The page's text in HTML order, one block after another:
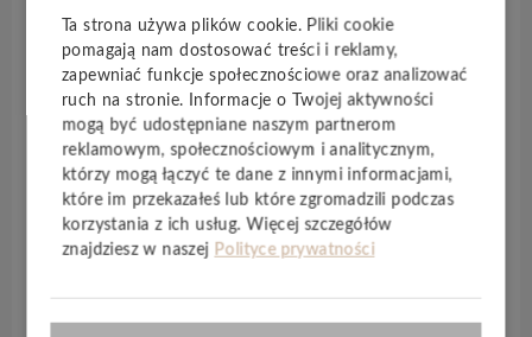
naturalnego wyglądu. Podłoga ta jest w100%
wodoodporna i posiadazintegrowany podkład
powodzeniem może być montowania w przestrzeni
mieszkalnej lub komercyjnej. Niezwykle łatwy
montaż unilinto kolejna jakże ważna zaleta tego
produktu. Opróczczterostronnej V-fugioraz
wytłaczanej struktury drewna warto dodać, że
podłoga ta jest ciepła. Warto zaznaczyć, że podłogi
SPC Adduri można montwać na wbudowanym
elektrycznym poniżej 27C.
Ta strona używa plików cookie. Pliki cookie
pomagają nam dostosować treści i reklamy,
zapewniać funkcje społecznościowe oraz analizować
ruch na stronie. Informacje o Twojej aktywności
mogą być udostępniane naszym partnerom
reklamowym, społecznościowym i analitycznym,
którzy mogą łączyć te dane z innymi informacjami,
które im przekazałeś lub które zgromadzili podczas
korzystania z ich usług. Więcej szczegółów
znajdziesz w naszej Polityce prywatności